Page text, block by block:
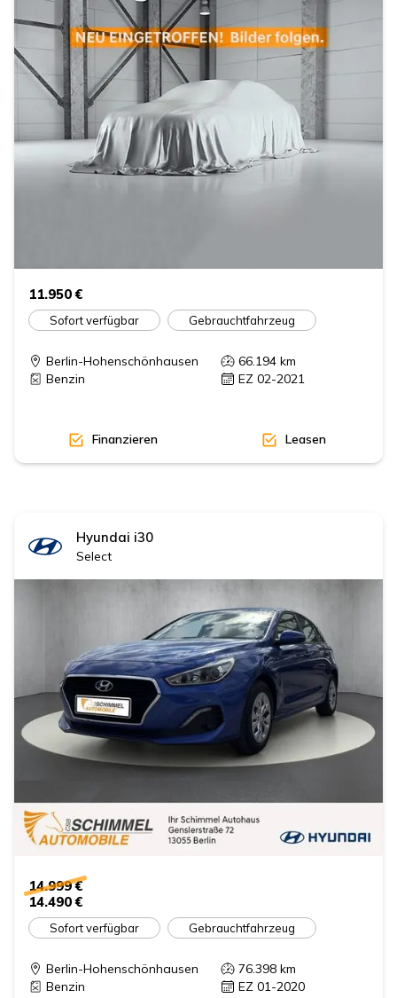
11.950 €
Sofort verfügbar Gebrauchtfahrzeug
Berlin-Hohenschönhausen 66.194 km
Benzin
EZ 02-2021
Finanzieren Leasen
Hyundai i30
Select
14.999 €
14.490 €
Sofort verfügbar Gebrauchtfahrzeug
Berlin-Hohenschönhausen 76.398 km
Benzin
EZ 01-2020